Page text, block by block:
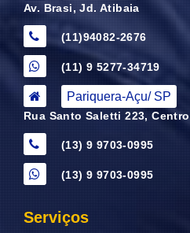
Av. Brasi, Jd. Atibaia
(11)94082-2676
(11) 9 5277-34719
Pariquera-Açu/ SP
Rua Santo Saletti 223, Centro
(13) 9 9703-0995
(13) 9 9703-0995
Serviços